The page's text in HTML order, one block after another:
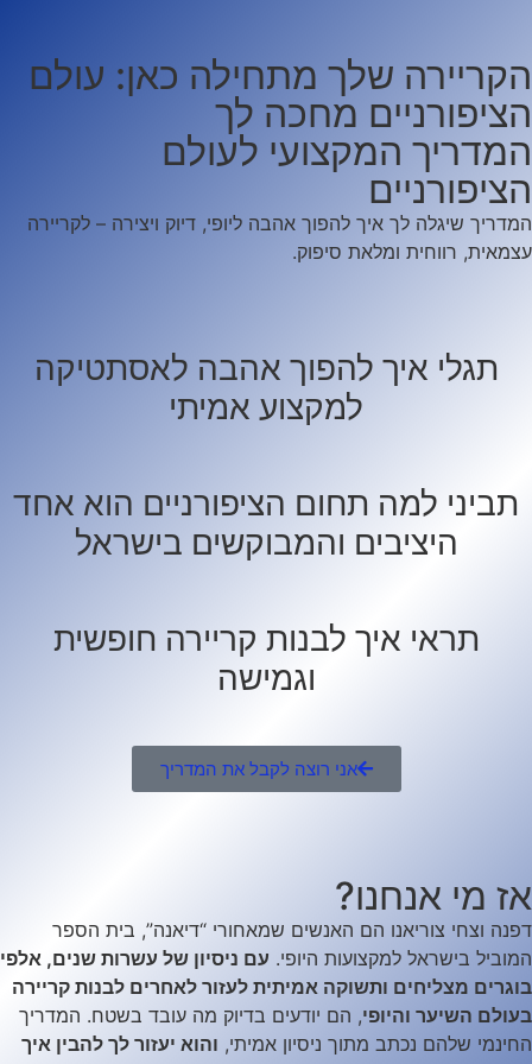
הקריירה שלך מתחילה כאן: עולם
הציפורניים מחכה לך
המדריך המקצועי לעולם
הציפורניים
המדריך שיגלה לך איך להפוך אהבה ליופי, דיוק ויצירה – לקריירה
עצמאית, רווחית ומלאת סיפוק.
תגלי איך להפוך אהבה לאסתטיקה
למקצוע אמיתי
תביני למה תחום הציפורניים הוא אחד
היציבים והמבוקשים בישראל
תראי איך לבנות קריירה חופשית
וגמישה
אני רוצה לקבל את המדריך
אז מי אנחנו?
דפנה וצחי צוריאנו הם האנשים שמאחורי “דיאנה”, בית הספר
המוביל בישראל למקצועות היופי. עם ניסיון של עשרות שנים, אלפי
בוגרים מצליחים ותשוקה אמיתית לעזור לאחרים לבנות קריירה
בעולם השיער והיופי, הם יודעים בדיוק מה עובד בשטח. המדריך
החינמי שלהם נכתב מתוך ניסיון אמיתי, והוא יעזור לך להבין איך